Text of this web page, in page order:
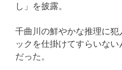
し」を披露。
千曲川の鮮やかな推理に犯
ックを仕掛けてすらいな
だった。